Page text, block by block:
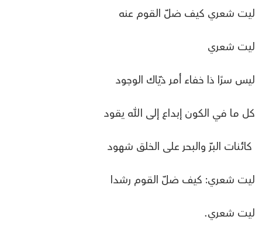
ليت شعري كيف ضلّ القوم عنه
ليت شعري
ليس سرًا ذا خفاء أمر ذيّاك الوجود
كل ما في الكون إبداع إلى الله يقود
كائنات البرّ والبحر على الخلق شهود
ليت شعري: كيف ضلّ القوم رشدا
ليت شعري.